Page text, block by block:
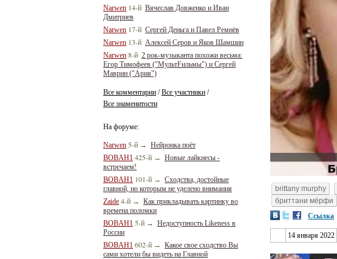
Narwen 14-й Вячеслав Довженко и Иван
Дмитриев
Narwen 17-й Сергей Деньга и Павел Ремнёв
Narwen 13-й Алексей Серов и Яков Шамшин
Narwen 8-й 2 рок-музыканта похожи весьма:
Егор Тимофеев ("МультFильмы") и Сергей
Маврин ("Ария")
Все комментарии /Все участники /
Все знаменитости
На форуме:
Narwen 5-й → Нейронка поёт
BOBAH1 425-й → Новые лайкнесы -
встречаем!
BOBAH1 101-й → Сходства, достойные
главной, но которым не уделено внимания
Zaide 4-й → Как прикладывать картинку во
времена поломки
BOBAH1 5-й → Недоступность Likeness в
России
BOBAH1 602-й → Какое свое сходство Вы
сами хотели бы видеть на Главной
brittany murphy
бриттани мёрфи
Ссылка
14 января 2022